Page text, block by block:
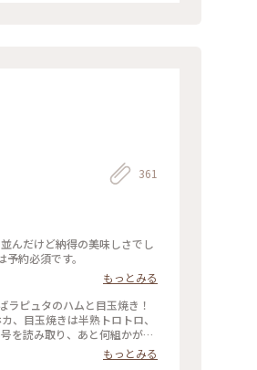
361
んだけど納得の美味しさでし
約必須です。
もっとみる
ピュタのハムと目玉焼き！
、目玉焼きは半熟トロトロ、
を読み取り、あと何組かが確
リカンカフェ #蔵前 #浅草
もっとみる